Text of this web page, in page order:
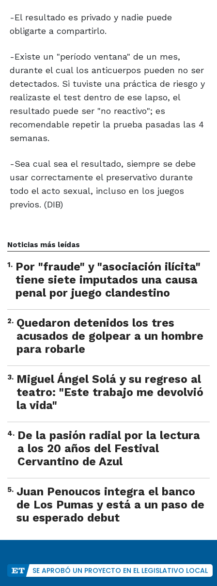
-El resultado es privado y nadie puede
obligarte a compartirlo.
-Existe un "período ventana" de un mes,
durante el cual los anticuerpos pueden no ser
detectados. Si tuviste una práctica de riesgo y
realizaste el test dentro de ese lapso, el
resultado puede ser "no reactivo"; es
recomendable repetir la prueba pasadas las 4
semanas.
-Sea cual sea el resultado, siempre se debe
usar correctamente el preservativo durante
todo el acto sexual, incluso en los juegos
previos. (DIB)
Noticias más leídas
1. Por "fraude" y "asociación ilícita"
tiene siete imputados una causa
penal por juego clandestino
2. Quedaron detenidos los tres
acusados de golpear a un hombre
para robarle
3. Miguel Ángel Solá y su regreso al
teatro: "Este trabajo me devolvió
la vida"
4. De la pasión radial por la lectura
a los 20 años del Festival
Cervantino de Azul
5. Juan Penoucos integra el banco
de Los Pumas y está a un paso de
su esperado debut
SE APROBÓ UN PROYECTO EN EL LEGISLATIVO LOCAL